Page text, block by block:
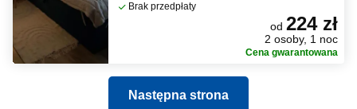
Brak przedpłaty
od 224 zł
2 osoby, 1 noc
Cena gwarantowana
Następna strona